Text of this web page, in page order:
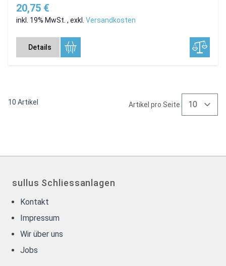
20,75 €
inkl. 19% MwSt. , exkl. Versandkosten
Details
10 Artikel Artikel pro Seite
sullus Schliessanlagen
Kontakt
Impressum
Wir über uns
Jobs